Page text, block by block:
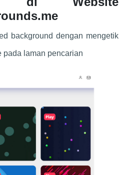
background dengan mengetik
pada laman pencarian